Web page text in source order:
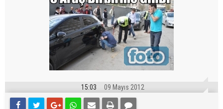
15:03 09 Mayıs 2012